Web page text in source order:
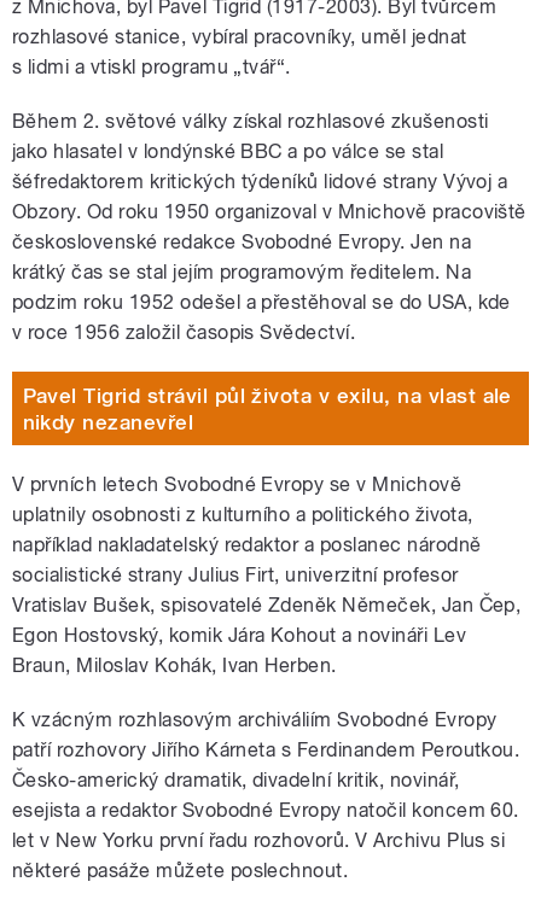
z Mnichova, byl Pavel Tigrid (1917-2003). Byl tvůrcem
rozhlasové stanice, vybíral pracovníky, uměl jednat
s lidmi a vtiskl programu „tvář“.
Během 2. světové války získal rozhlasové zkušenosti
jako hlasatel v londýnské BBC a po válce se stal
šéfredaktorem kritických týdeníků lidové strany Vývoj a
Obzory. Od roku 1950 organizoval v Mnichově pracoviště
československé redakce Svobodné Evropy. Jen na
krátký čas se stal jejím programovým ředitelem. Na
podzim roku 1952 odešel a přestěhoval se do USA, kde
v roce 1956 založil časopis Svědectví.
Pavel Tigrid strávil půl života v exilu, na vlast ale
nikdy nezanevřel
V prvních letech Svobodné Evropy se v Mnichově
uplatnily osobnosti z kulturního a politického života,
například nakladatelský redaktor a poslanec národně
socialistické strany Julius Firt, univerzitní profesor
Vratislav Bušek, spisovatelé Zdeněk Němeček, Jan Čep,
Egon Hostovský, komik Jára Kohout a novináři Lev
Braun, Miloslav Kohák, Ivan Herben.
K vzácným rozhlasovým archiváliím Svobodné Evropy
patří rozhovory Jiřího Kárneta s Ferdinandem Peroutkou.
Česko-americký dramatik, divadelní kritik, novinář,
esejista a redaktor Svobodné Evropy natočil koncem 60.
let v New Yorku první řadu rozhovorů. V Archivu Plus si
některé pasáže můžete poslechnout.